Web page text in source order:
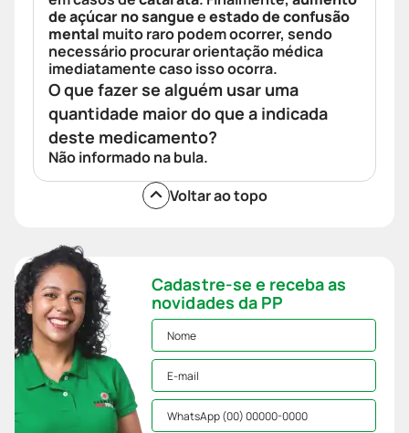
de açúcar no sangueeestado de confusão
mental muito raro podem ocorrer, sendo
necessário procurar orientação médica
imediatamente caso isso ocorra.
O que fazer se alguém usar uma
quantidade maior do que a indicada
deste medicamento?
Não informado na bula.
Voltar ao topo
Cadastre-se e receba as
novidades da PP